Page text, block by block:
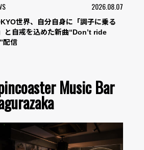
2026.08.07
世界、自分自身に「調子に乗る
と自戒を込めた新曲“Don’t ride
配信
Music Bar